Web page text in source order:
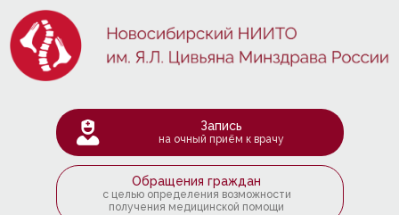
Запись
на очный приём к врачу
Обращения граждан
с целью определения возможности
получения медицинской помощи